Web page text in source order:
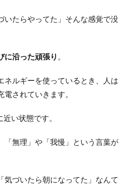
いたらやってた」そんな感覚で没
に沿った頑張り 。
ネルギーを使っているとき、人は
されていきます。
い状態です。
「無理」や「我慢」という言葉が
気づいたら朝になってた」なんて